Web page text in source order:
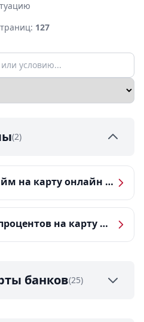
127
(2)
Срочный микрозайм на карту онлайн — получить деньги за 5 минут
Микрозаймы без процентов на карту — ТОП-10 за 2026 год
банков(25)